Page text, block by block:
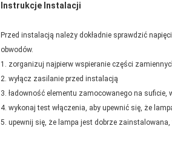
Instrukcje Instalacji
Przed instalacją należy dokładnie sprawdzić
obwodów.
1. zorganizuj najpierw wspieranie części
2. wyłącz zasilanie przed instalacją
3. ładowność elementu zamocowanego na
4. wykonaj test włączenia, aby upewnić się, że
5. upewnij się, że lampa jest dobrze zainstalowana,